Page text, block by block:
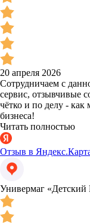
20 апреля 2026
Сотрудничаем с
сервис, отзывчивые
чётко и по делу -
бизнеса!
Читать полностью
Отзыв в
Универмаг